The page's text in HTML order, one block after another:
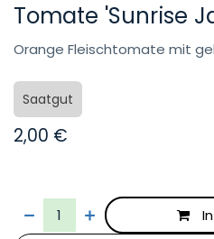
Tomate 'Sunrise
Orange Fleischtomate mit
Saatgut
2,00 €